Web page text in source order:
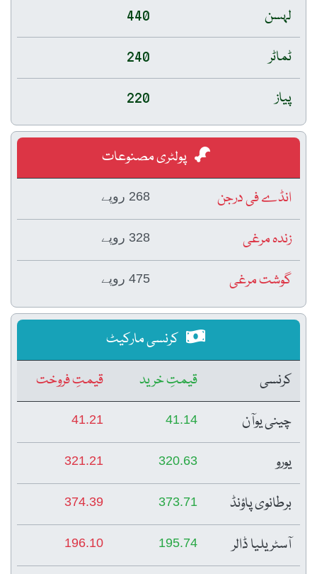
لہسن
440
ٹماٹر
240
پیاز
220
پولٹری مصنوعات
انڈے فی درجن
268 روپے
زندہ مرغی 328 روپے
گوشت مرغی 475 روپے
کرنسی مارکیٹ
کرنسی
قیمتِ خرید
قیمتِ فروخت
چینی یوآن
41.14
41.21
یورو 320.63
321.21
برطانوی پاؤنڈ 373.71
374.39
آسٹریلیا ڈالر 195.74
196.10